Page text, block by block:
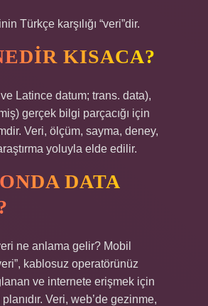
Türkçe karşılığı “veri”dir.
KISACA?
Latince datum; trans. data),
gerçek bilgi parçacığı için
Veri, ölçüm, sayma, deney,
yoluyla elde edilir.
DATA
ne anlama gelir? Mobil
kablosuz operatörünüz
ve internete erişmek için
Veri, web’de gezinme,